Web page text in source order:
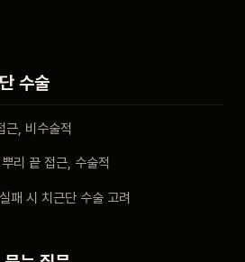
수술
근, 비수술적
리 끝 접근, 수술적
패 시 치근단 수술 고려